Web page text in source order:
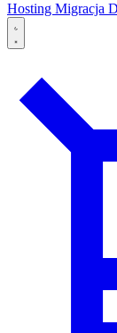
Hosting Migracja